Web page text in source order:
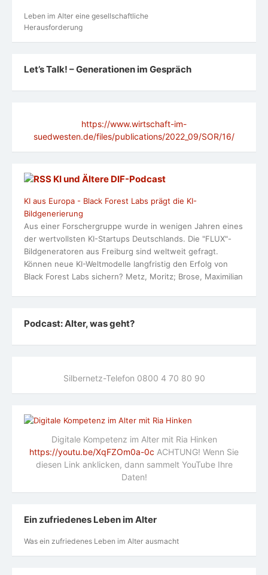
Leben im Alter eine gesellschaftliche
Herausforderung
Let’s Talk! – Generationen im Gespräch
https://www.wirtschaft-im-
suedwesten.de/files/publications/2022_09/SOR/16/
KI und Ältere DlF-Podcast
KI aus Europa - Black Forest Labs prägt die KI-
Bildgenerierung
Aus einer Forschergruppe wurde in wenigen Jahren eines
der wertvollsten KI-Startups Deutschlands. Die "FLUX"-
Bildgeneratoren aus Freiburg sind weltweit gefragt.
Können neue KI-Weltmodelle langfristig den Erfolg von
Black Forest Labs sichern? Metz, Moritz; Brose, Maximilian
Podcast: Alter, was geht?
Silbernetz-Telefon 0800 4 70 80 90
Digitale Kompetenz im Alter mit Ria Hinken
https://youtu.be/XqFZOm0a-0c ACHTUNG! Wenn Sie
diesen Link anklicken, dann sammelt YouTube Ihre
Daten!
Ein zufriedenes Leben im Alter
Was ein zufriedenes Leben im Alter ausmacht